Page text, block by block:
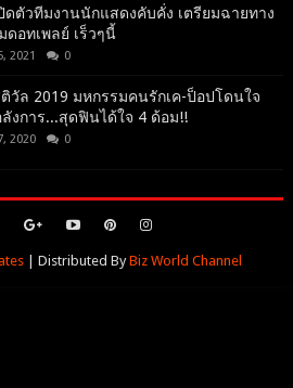
ดตัวทีมงานนักแสดงคับคั่ง เตรียมฉายทาง
อทเพลย์ เร็วๆนี้
2021 0
ติวัล 2019 มหกรรมคนรักเค-ป็อปโดนใจ
งการ...สุดฟินได้ใจ 4 ด้อม!!
2020 0
| Distributed ByBiz World Channel